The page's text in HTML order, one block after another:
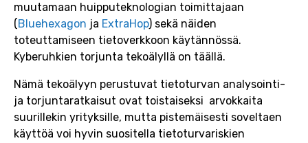
muutamaan huipputeknologian toimittajaan
( Bluehexagon ja ExtraHop) sekä näiden
toteuttamiseen tietoverkkoon käytännössä.
Kyberuhkien torjunta tekoälyllä on täällä.
Nämä tekoälyyn perustuvat tietoturvan analysointi-
ja torjuntaratkaisut ovat toistaiseksi arvokkaita
suurillekin yrityksille, mutta pistemäisesti soveltaen
käyttöä voi hyvin suositella tietoturvariskien